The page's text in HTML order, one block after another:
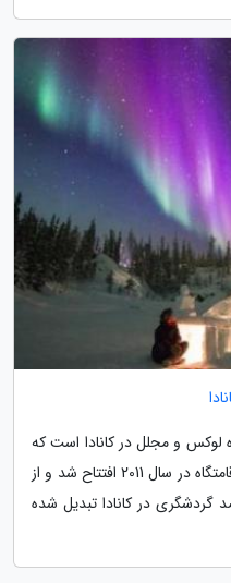
لوکس و مجلل در کانادا است که
در قلب کوه های راکی قرار دارد. این اقامتگاه در سال 2011 افتتاح شد و از
گردشگری در کانادا تبدیل شده